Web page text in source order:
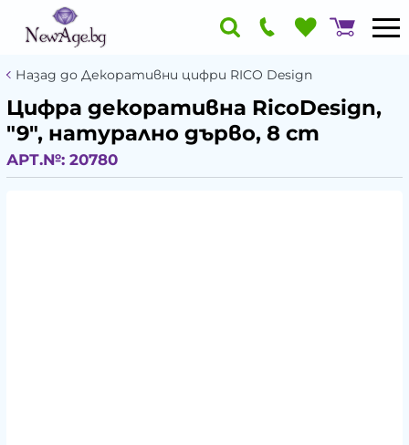
Назад до Декоративни цифри RICO Design
Цифра декоративна RicoDesign,
"9", натурално дърво, 8 cm
АРТ.№: 20780